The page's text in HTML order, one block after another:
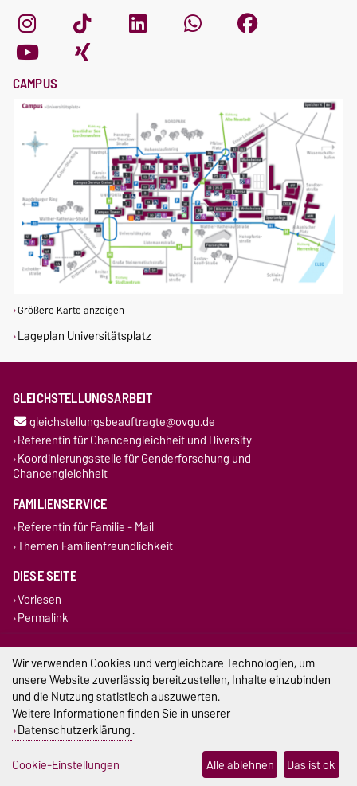
CAMPUS
Größere Karte anzeigen
Lageplan Universitätsplatz
GLEICHSTELLUNGSARBEIT
gleichstellungsbeauftragte@ovgu.de
Referentin für Chancengleichheit und Diversity
Koordinierungsstelle für Genderforschung und
Chancengleichheit
FAMILIENSERVICE
Referentin für Familie - Mail
Themen Familienfreundlichkeit
DIESE SEITE
Vorlesen
Permalink
Impressum
Datenschutz
Barrierefreiheit
Cookie-Einstellungen
Wir verwenden Cookies und vergleichbare Technologien, um
unsere Website zuverlässig bereitzustellen, Inhalte einzubinden
und die Nutzung statistisch auszuwerten.
Weitere Informationen finden Sie in unserer
Datenschutzerklärung.
Cookie-Einstellungen
Alle ablehnen Das ist ok